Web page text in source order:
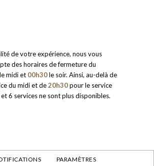
de votre expérience, nous vous
des horaires de fermeture du
le midi et 00h30le soir. Ainsi, au-delà de
du midi et de20h30pour le service
6 services ne sont plus disponibles.
PARAMÈTRES